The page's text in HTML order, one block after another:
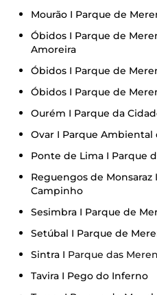
Mourão I Parque de
Óbidos I Parque de
Amoreira
Óbidos I Parque de
Óbidos I Parque de
Ourém I Parque da
Ovar I Parque
Ponte de Lima I Parque
Reguengos de
Campinho
Sesimbra I Parque de
Setúbal I Parque de
Sintra I Parque das
Tavira I Pego do Inferno